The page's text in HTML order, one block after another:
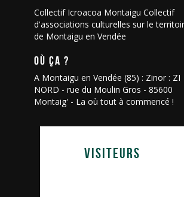
Collectif Icroacoa Montaigu Collectif
d'associations culturelles sur le
de Montaigu en Vendée
OÙ ÇA ?
A Montaigu en Vendée (85) : Zinor : ZI
NORD - rue du Moulin Gros - 85600
Montaig' - La où tout à commencé !
VISITEURS